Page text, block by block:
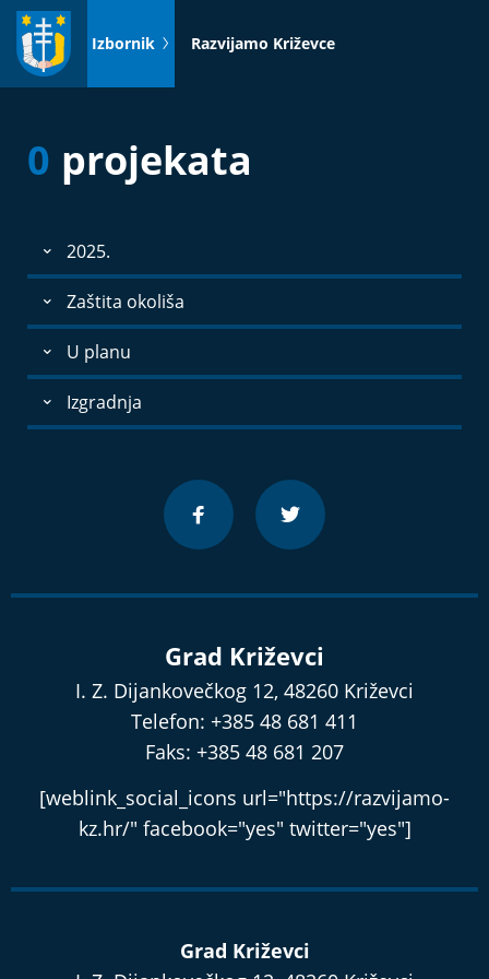
Idi
sadržaj
Izbornik Razvijamo Križevce
0 projekata
2025.
Zaštita okoliša
U planu
Izgradnja
Grad Križevci
I. Z. Dijankovečkog 12, 48260 Križevci
Telefon: +385 48 681 411
Faks: +385 48 681 207
[weblink_social_icons url="https://razvijamo-
kz.hr/" facebook="yes" twitter="yes"]
Grad Križevci